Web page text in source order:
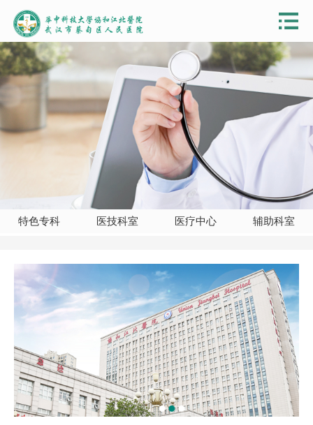
特色专科 医技科室 医疗中心 辅助科室